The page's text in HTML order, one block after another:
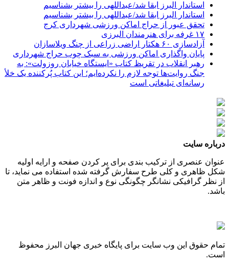
استاندار البرز ابقا شد/عبداللهی را بیشتر بشناسیم
استاندار البرز ابقا شد/عبداللهی را بیشتر بشناسیم
تحقق عبور از حراج اماکن ورزشی شهرداری کرج
۱۷ غرفه برای هنرمندان البرزی
آزادسازی ۶۰ هکتار اراضی زراعی از چنگ ویلاسازان
پایان واگذاری اماکن ورزشی به سبک چوب حراج شهرداری
رهبر انقلاب در تقریظ کتاب «ایستگاه خیابان روزولت»: به
جنگ روایت‌ها توجه لازم را نکرده‌ایم؛ این کتاب پُرکننده‌ یک خلأ
رسانه‌ای تبلیغاتی است
درباره سایت
عنوان عنصری از ترکیب بندی برای پر کردن صفحه و ارایه اولیه
شکل ظاهری و کلی طرح سفارش گرفته شده استفاده می نماید، تا
از نظر گرافیکی نشانگر چگونگی نوع و اندازه فونت و ظاهر متن
باشد.
تمام حقوق این وب سایت برای پایگاه خبری جهان البرز محفوظ
است.